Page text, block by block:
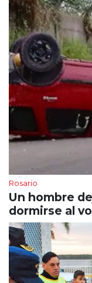
Rosario
Un hombre
dormirse al